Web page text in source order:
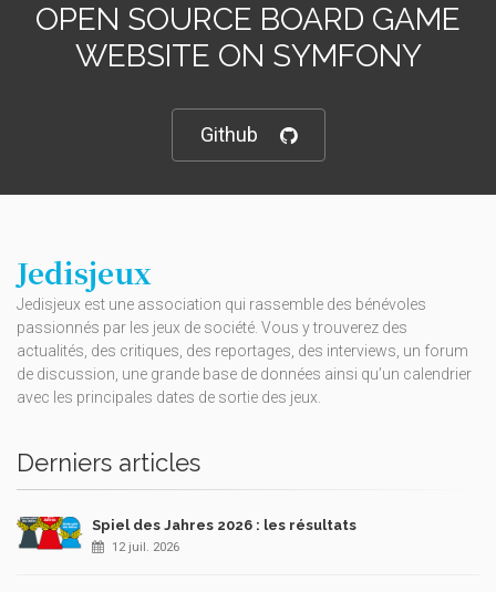
OPEN SOURCE BOARD GAME
WEBSITE ON SYMFONY
Github
Jedisjeux
Jedisjeux est une association qui rassemble des bénévoles
passionnés par les jeux de société. Vous y trouverez des
actualités, des critiques, des reportages, des interviews, un forum
de discussion, une grande base de données ainsi qu’un calendrier
avec les principales dates de sortie des jeux.
Derniers articles
Spiel des Jahres 2026 : les résultats
12 juil. 2026